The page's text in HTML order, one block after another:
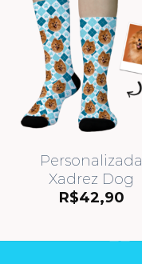
Personalizada
Xadrez Dog
R$42,90